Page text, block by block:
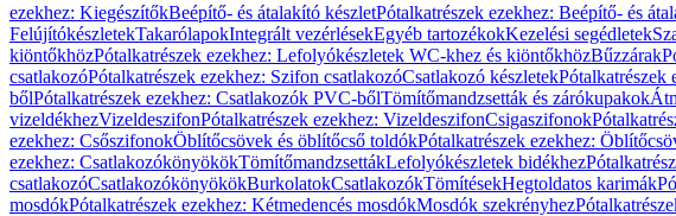
ezekhez: KiegészítőkBeépítő- és átalakító készletPótalkatrészek ezekhez: Beépítő- és
FelújítókészletekTakarólapokIntegrált vezérlésekEgyéb tartozékokKezelési segédletek
kiöntőkhözPótalkatrészek ezekhez: Lefolyókészletek WC-khez és kiöntőkhözBűzzárak
csatlakozóPótalkatrészek ezekhez: Szifon csatlakozóCsatlakozó készletekPótalkatrészek
bőlPótalkatrészek ezekhez: Csatlakozók PVC-bőlTömítőmandzsetták és zárókupakok
vizeldékhezVizeldeszifonPótalkatrészek ezekhez: VizeldeszifonCsigaszifonok
ezekhez: CsőszifonokÖblítőcsövek és öblítőcső toldókPótalkatrészek ezekhez:
ezekhez: CsatlakozókönyökökTömítőmandzsettákLefolyókészletek bidékhez
csatlakozóCsatlakozókönyökökBurkolatokCsatlakozókTömítésekHegtoldatos karimák
mosdókPótalkatrészek ezekhez: Kétmedencés mosdókMosdók szekrényhez